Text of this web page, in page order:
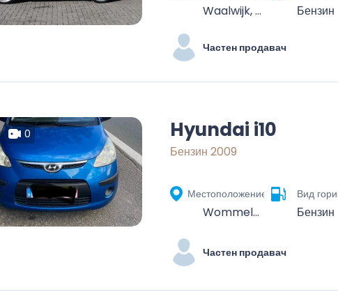
Waalwijk, Noord-Brabant, Nederland Бензин
Частен продавач
0 Hyundai i10
Бензин 2009
Местоположение
Wommelgem, Malle, Antwerp, Flanders, 2160, Belgjikë
Вид
Бензин
Частен продавач